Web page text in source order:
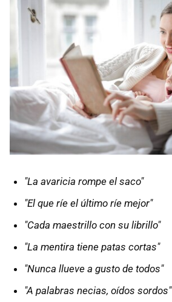
"La avaricia rompe el saco"
"El que ríe el último ríe mejor"
"Cada maestrillo con su librillo"
"La mentira tiene patas cortas"
"Nunca llueve a gusto de todos"
"A palabras necias, oídos sordos"